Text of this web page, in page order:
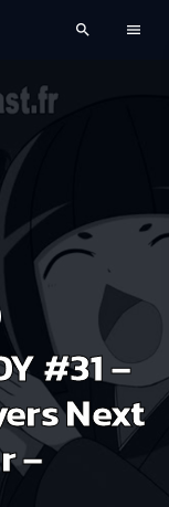
search menu
#31 –
Next
–